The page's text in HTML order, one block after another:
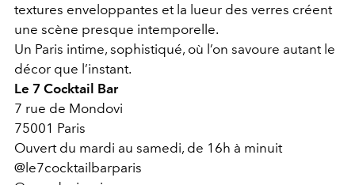
textures enveloppantes et la lueur des verres créent
une scène presque intemporelle.
Un Paris intime, sophistiqué, où l’on savoure autant le
décor que l’instant.
Le 7 Cocktail Bar
7 rue de Mondovi
75001 Paris
Ouvert du mardi au samedi, de 16h à minuit
@le7cocktailbarparis